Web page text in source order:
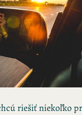
riešiť niekoľko